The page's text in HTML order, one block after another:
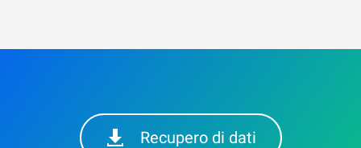
Recupero di dati